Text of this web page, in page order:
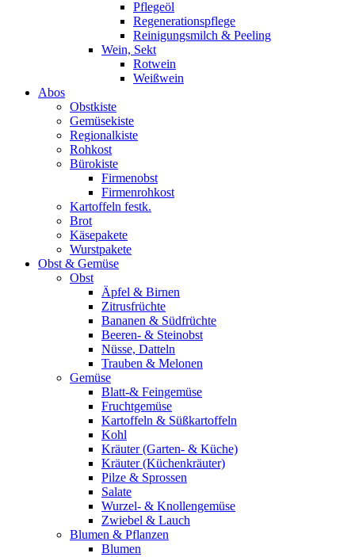
Pflegeöl
Regenerationspflege
Reinigungsmilch & Peeling
Wein, Sekt
Rotwein
Weißwein
Abos
Obstkiste
Gemüsekiste
Regionalkiste
Rohkost
Bürokiste
Firmenobst
Firmenrohkost
Kartoffeln festk.
Brot
Käsepakete
Wurstpakete
Obst & Gemüse
Obst
Äpfel & Birnen
Zitrusfrüchte
Bananen & Südfrüchte
Beeren- & Steinobst
Nüsse, Datteln
Trauben & Melonen
Gemüse
Blatt-& Feingemüse
Fruchtgemüse
Kartoffeln & Süßkartoffeln
Kohl
Kräuter (Garten- & Küche)
Kräuter (Küchenkräuter)
Pilze & Sprossen
Salate
Wurzel- & Knollengemüse
Zwiebel & Lauch
Blumen & Pflanzen
Blumen